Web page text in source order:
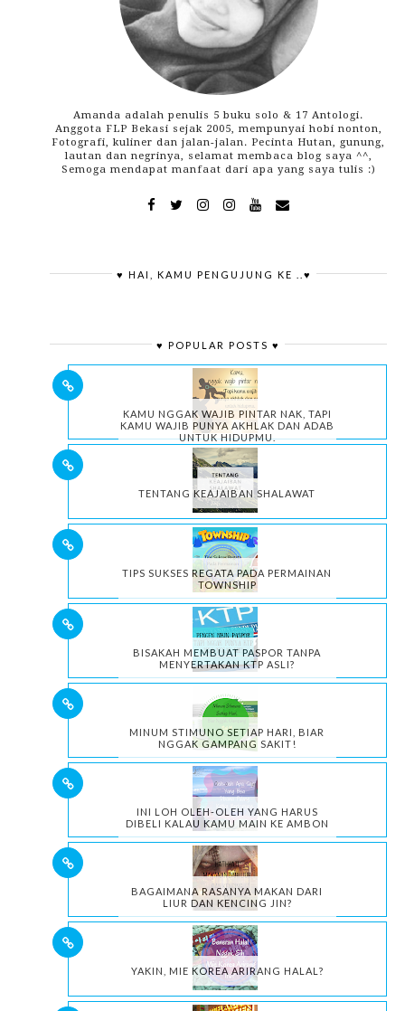
Amanda adalah penulis 5 buku solo & 17 Antologi.
Anggota FLP Bekasi sejak 2005, mempunyai hobi nonton,
Fotografi, kuliner dan jalan-jalan. Pecinta Hutan, gunung,
lautan dan negrinya, selamat membaca blog saya ^^,
Semoga mendapat manfaat dari apa yang saya tulis :)
♥ HAI, KAMU PENGUJUNG KE ..♥
♥ POPULAR POSTS ♥
KAMU NGGAK WAJIB PINTAR NAK, TAPI
KAMU WAJIB PUNYA AKHLAK DAN ADAB
UNTUK HIDUPMU.
TENTANG KEAJAIBAN SHALAWAT
TIPS SUKSES REGATA PADA PERMAINAN
TOWNSHIP
BISAKAH MEMBUAT PASPOR TANPA
MENYERTAKAN KTP ASLI?
MINUM STIMUNO SETIAP HARI, BIAR
NGGAK GAMPANG SAKIT!
INI LOH OLEH-OLEH YANG HARUS
DIBELI KALAU KAMU MAIN KE AMBON
BAGAIMANA RASANYA MAKAN DARI
LIUR DAN KENCING JIN?
YAKIN, MIE KOREA ARIRANG HALAL?